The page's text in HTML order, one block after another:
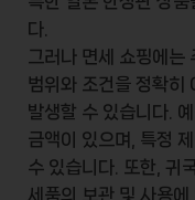
다.
그러나 면세 쇼핑에는
범위와 조건을 정확히
발생할 수 있습니다.
금액이 있으며, 특정
수 있습니다. 또한, 귀
세품의 보관 및 사용에